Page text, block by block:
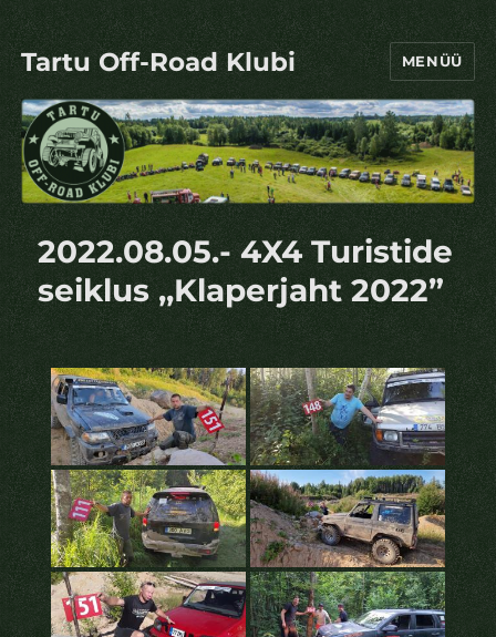
Tartu Off-Road Klubi MENÜÜ
2022.08.05.- 4X4 Turistide
seiklus ,,Klaperjaht 2022”